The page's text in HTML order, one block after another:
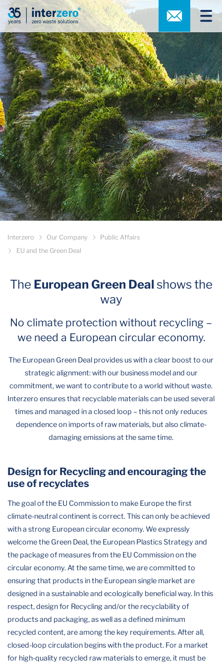
Interzero Our Company
Public Affairs
EU and the Green Deal
The European Green Deal shows the
way
No climate protection without recycling –
we need a European circular economy.
The European Green Deal provides us with a clear boost to our
strategic alignment: with our business model and our
commitment, we want to contribute to a world without waste.
Interzero ensures that recyclable materials can be used several
times and managed in a closed loop – this not only reduces
dependence on imports of raw materials, but also climate-
damaging emissions at the same time.
Design for Recycling and encouraging the
use of recyclates
The goal of the EU Commission to make Europe the first
climate-neutral continent is correct. This can only be achieved
with a strong European circular economy. We expressly
welcome the Green Deal, the European Plastics Strategy and
the package of measures from the EU Commission on the
circular economy. At the same time, we are committed to
ensuring that products in the European single market are
designed in a sustainable and ecologically beneficial way. In this
respect, design for Recycling and/or the recyclability of
products and packaging, as well as a defined minimum
recycled content, are among the key requirements. After all,
closed-loop circulation begins with the product. For a market
for high-quality recycled raw materials to emerge, it must be